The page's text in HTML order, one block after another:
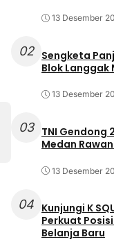
13 Desember
02
Sengketa
Blok Langgak
13 Desember
03
TNI Gendong
Medan
13 Desember
04 Kunjungi K
Perkuat
Belanja Baru